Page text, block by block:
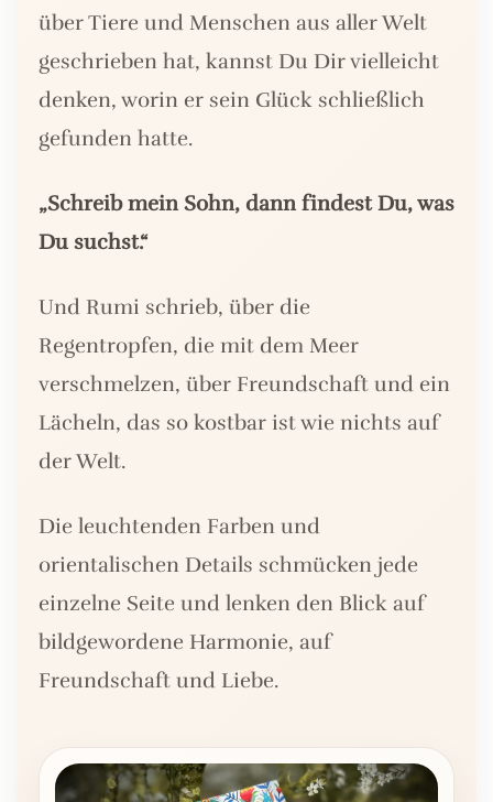
über Tiere und Menschen aus aller Welt
geschrieben hat, kannst Du Dir vielleicht
denken, worin er sein Glück schließlich
gefunden hatte.
„Schreib mein Sohn, dann findest Du, was
Du suchst.“
Und Rumi schrieb, über die
Regentropfen, die mit dem Meer
verschmelzen, über Freundschaft und ein
Lächeln, das so kostbar ist wie nichts auf
der Welt.
Die leuchtenden Farben und
orientalischen Details schmücken jede
einzelne Seite und lenken den Blick auf
bildgewordene Harmonie, auf
Freundschaft und Liebe.